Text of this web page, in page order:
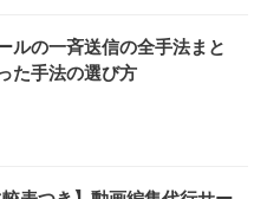
ルの一斉送信の全手法まと
た手法の選び方